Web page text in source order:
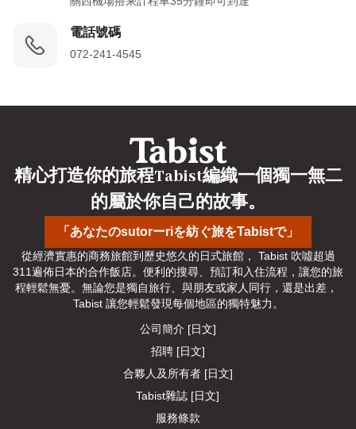
電話號碼
072-241-4545
「あなたのsutorーriを紡ぐ旅をTabistで」
精心打造你的旅程Tabist編織一個獨一無二
的屬於你自己的故事。
從經濟實惠的商務旅館到歷史悠久的日式旅館， Tabist 吹噓超過
311遍佈日本的合作飯店。便利的搜尋、預訂和入住流程，讓您的旅
程輕鬆無憂。無論您是獨自旅行、與朋友或家人同行，還是出差，
Tabist 讓您輕鬆發現每個地區的獨特魅力。
公司簡介 [日文]
招聘 [日文]
合夥人及所有者 [日文]
Tabist雜誌 [日文]
服務條款